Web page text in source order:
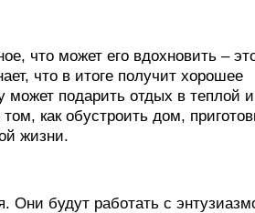
что может его вдохновить –
что в итоге получит хорошее
может подарить отдых в теплой
как обустроить дом,
жизни.
Они будут работать с